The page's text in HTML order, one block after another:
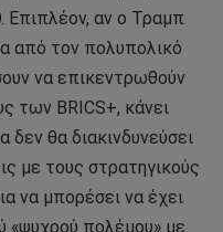
αν ο Τραμπ
από τον πολυπολικό
να επικεντρωθούν
των BRICS+, κάνει
θα διακινδυνεύσει
με τους στρατηγικούς
να μπορέσει να έχει
«ψυχρού πολέμου» με